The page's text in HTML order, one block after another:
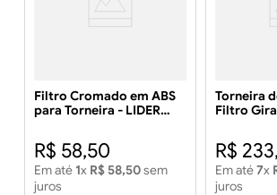
Filtro Cromado em ABS
para Torneira - LIDER
R$ 58,50
Em até 1x R$ 58,50sem
juros
Torneira
Filtro
LIDER
R$ 233,
Em até7x
juros